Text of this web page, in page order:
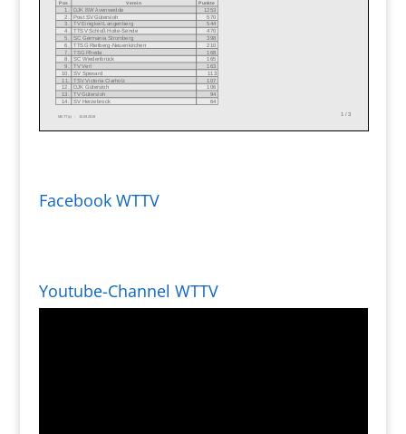
Facebook WTTV
Youtube-Channel WTTV